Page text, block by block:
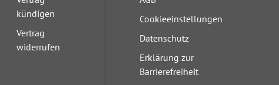
kündigen
Vertrag
widerrufen
Cookieeinstellungen
Datenschutz
Erklärung zur
Barrierefreiheit